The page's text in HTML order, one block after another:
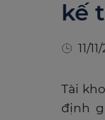
kế
11/
Tài
định